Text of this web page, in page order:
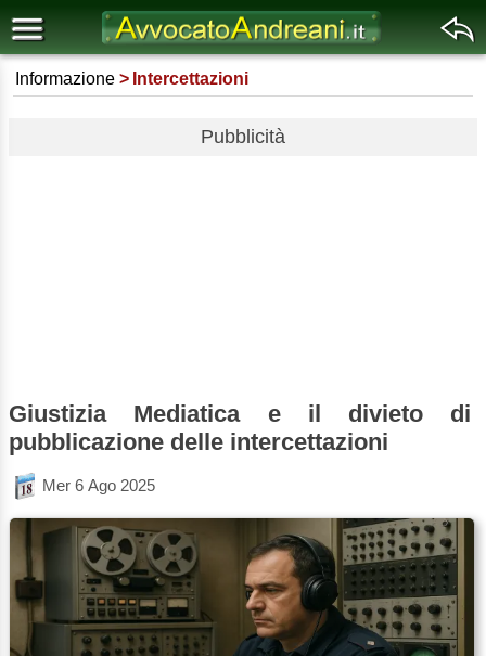
Informazione Intercettazioni
Pubblicità
Giustizia Mediatica e il divieto di
pubblicazione delle intercettazioni
Mer 6 Ago 2025